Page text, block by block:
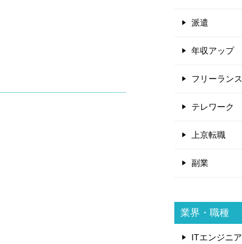
派遣
年収アップ
フリーランス
テレワーク
上京転職
副業
業界・職種
ITエンジニア